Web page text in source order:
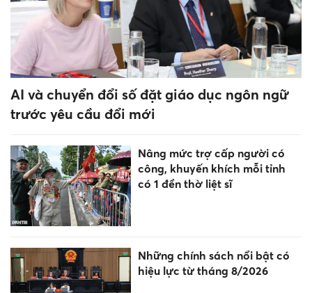
Một công trình của Việt Nam
tiếp tục lọt top kiến trúc đẹp
nhất thế giới năm 2026
không đứng lớp vẫn được
thanh toán tiền thỉnh giảng
quả thi tốt nghiệp THPT vì
gian lận